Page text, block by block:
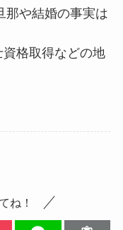
那や結婚の事実は
格取得などの地
ね！